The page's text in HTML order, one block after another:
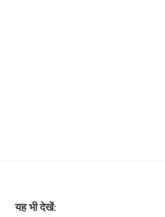
यह भी देखें: